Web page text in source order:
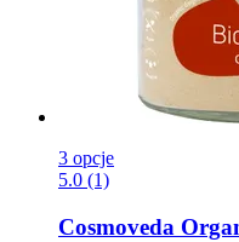
3 opcje
5.0 (1)
Cosmoveda